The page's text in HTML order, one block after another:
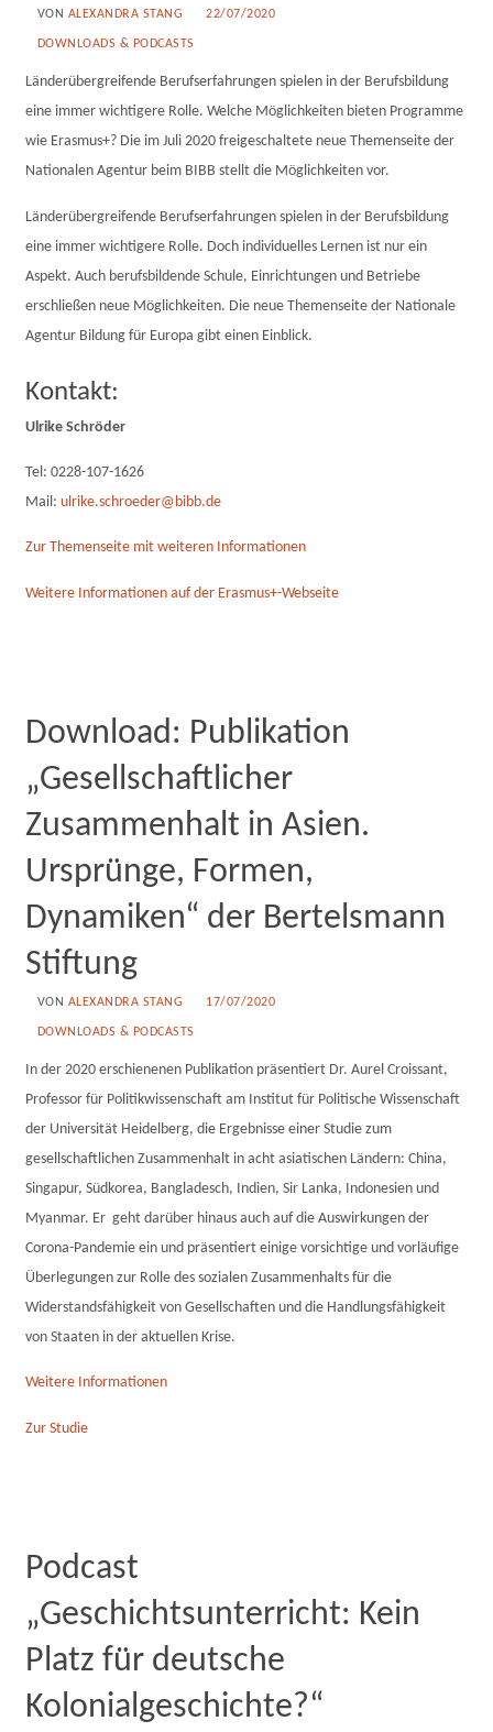
VON ALEXANDRA STANG 22/07/2020
DOWNLOADS & PODCASTS
Länderübergreifende Berufserfahrungen spielen in der Berufsbildung
eine immer wichtigere Rolle. Welche Möglichkeiten bieten Programme
wie Erasmus+? Die im Juli 2020 freigeschaltete neue Themenseite der
Nationalen Agentur beim BIBB stellt die Möglichkeiten vor.
Länderübergreifende Berufserfahrungen spielen in der Berufsbildung
eine immer wichtigere Rolle. Doch individuelles Lernen ist nur ein
Aspekt. Auch berufsbildende Schule, Einrichtungen und Betriebe
erschließen neue Möglichkeiten. Die neue Themenseite der Nationale
Agentur Bildung für Europa gibt einen Einblick.
Kontakt:
Ulrike Schröder
Tel: 0228-107-1626
Mail: ulrike.schroeder@bibb.de
Zur Themenseite mit weiteren Informationen
Weitere Informationen auf der Erasmus+-Webseite
Download: Publikation
„Gesellschaftlicher
Zusammenhalt in Asien.
Ursprünge, Formen,
Dynamiken“ der Bertelsmann
Stiftung
VON ALEXANDRA STANG 17/07/2020
DOWNLOADS & PODCASTS
In der 2020 erschienenen Publikation präsentiert Dr. Aurel Croissant,
Professor für Politikwissenschaft am Institut für Politische Wissenschaft
der Universität Heidelberg, die Ergebnisse einer Studie zum
gesellschaftlichen Zusammenhalt in acht asiatischen Ländern: China,
Singapur, Südkorea, Bangladesch, Indien, Sir Lanka, Indonesien und
Myanmar. Er geht darüber hinaus auch auf die Auswirkungen der
Corona-Pandemie ein und präsentiert einige vorsichtige und vorläufige
Überlegungen zur Rolle des sozialen Zusammenhalts für die
Widerstandsfähigkeit von Gesellschaften und die Handlungsfähigkeit
von Staaten in der aktuellen Krise.
Weitere Informationen
Zur Studie
Podcast
„Geschichtsunterricht: Kein
Platz für deutsche
Kolonialgeschichte?“